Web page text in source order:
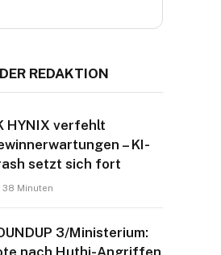
REDAKTION
HYNIX verfehlt
– KI-
setzt sich fort
38 Minuten
3/Ministerium:
nach Huthi-Angriffen